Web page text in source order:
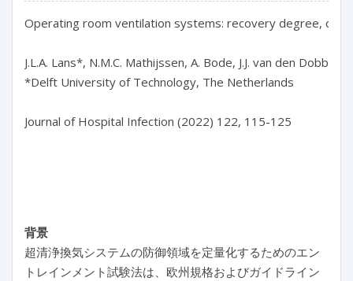
Operating room ventilation systems: recovery degree,
J.L.A. Lans*, N.M.C. Mathijssen, A. Bode, J.J. van den
*Delft University of Technology, The Netherlands
Journal of Hospital Infection (2022) 122, 115-125
背景
超清浄換気システムの防御領域を定量化するためのエン
トレインメント試験法は、欧州規格およびガイドライン